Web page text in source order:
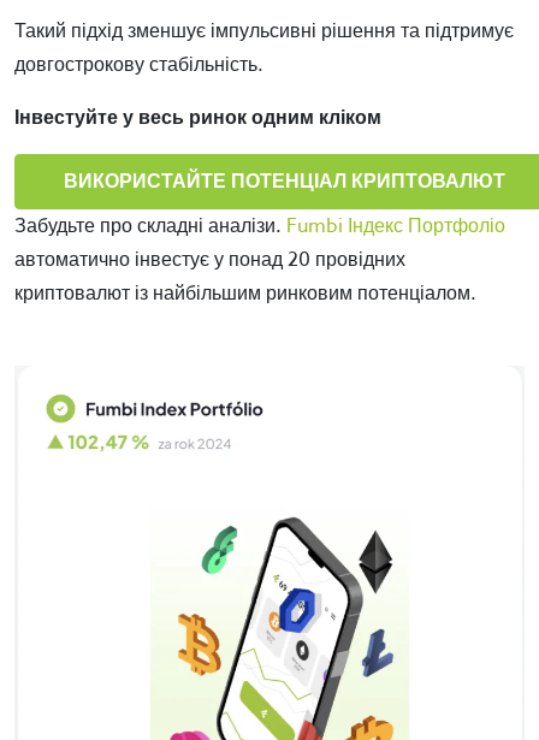
Такий підхід зменшує імпульсивні рішення та підтримує
довгострокову стабільність.
Інвестуйте у весь ринок одним кліком
ВИКОРИСТАЙТЕ ПОТЕНЦІАЛ КРИПТОВАЛЮТ
Забудьте про складні аналізи. Fumbi Індекс Портфоліо
автоматично інвестує у понад 20 провідних
криптовалют із найбільшим ринковим потенціалом.